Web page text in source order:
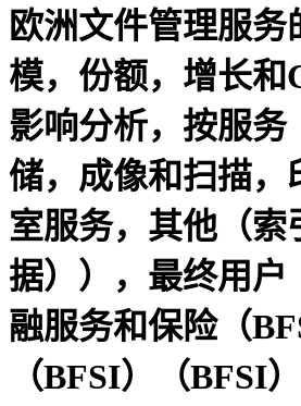
欧洲文件管理服务
模，份额，增长和
影响分析，按服务
储，成像和扫描，
室服务，其他（索
据）），最终用户
融服务和保险（
（BFSI）（BFSI